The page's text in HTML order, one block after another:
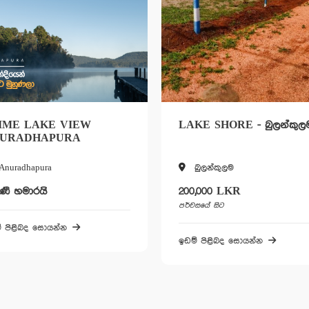
SHORE - බුලන්කුලම
බුලන්කුලම
LKR
PRIME LAKE VIEW
Anuradhapura
විකිණී හමාරයි